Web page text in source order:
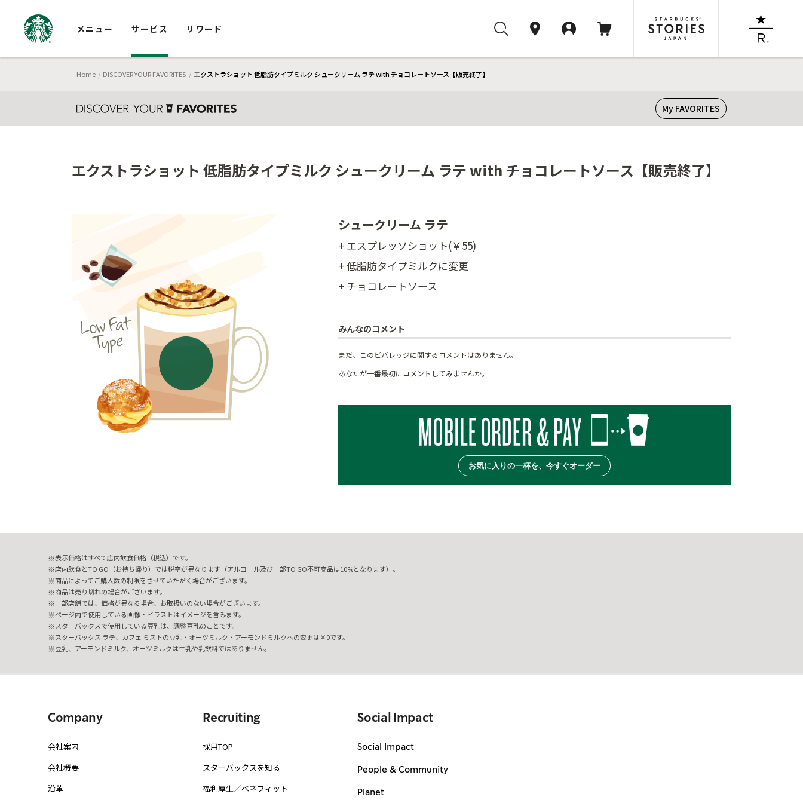
メニュー サービス リワード
Home DISCOVER YOUR FAVORITES エクストラショット 低脂肪タイプミルク シュークリーム ラテ with チョコレートソース【販売終了】
My FAVORITES
エクストラショット 低脂肪タイプミルク シュークリーム ラテ with チョコレートソース【販売終了】
シュークリーム ラテ
+ エスプレッソショット(￥55)
+ 低脂肪タイプミルクに変更
+ チョコレートソース
みんなのコメント
まだ、このビバレッジに関するコメントはありません。
あなたが一番最初にコメントしてみませんか。
お気に入りの一杯を、今すぐオーダー
表示価格はすべて店内飲食価格（税込）です。
店内飲食とTO GO（お持ち帰り）では税率が異なります（アルコール及び一部TO GO不可商品は10%となります）。
商品によってご購入数の制限をさせていただく場合がございます。
商品は売り切れの場合がございます。
一部店舗では、価格が異なる場合、お取扱いのない場合がございます。
ページ内で使用している画像・イラストはイメージを含みます。
スターバックスで使用している豆乳は、調整豆乳のことです。
スターバックス ラテ、カフェ ミストの豆乳・オーツミルク・アーモンドミルクへの変更は￥0です。
豆乳、アーモンドミルク、オーツミルクは牛乳や乳飲料ではありません。
Company
会社案内
会社概要
沿革
Recruiting
採用TOP
スターバックスを知る
福利厚生／ベネフィット
Social Impact
Social Impact
People & Community
Planet